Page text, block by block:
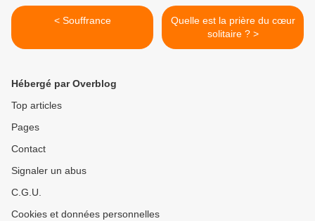
< Souffrance
Quelle est la prière du cœur
solitaire ? >
Hébergé par Overblog
Top articles
Pages
Contact
Signaler un abus
C.G.U.
Cookies et données personnelles